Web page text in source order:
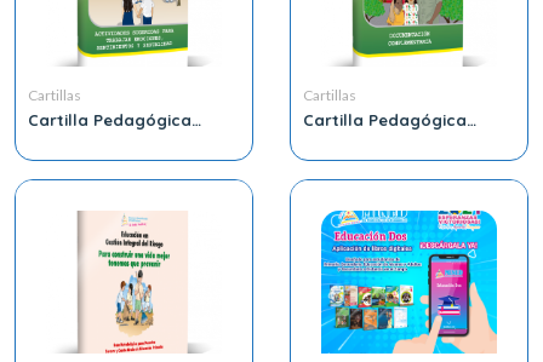
Cartillas
Cartilla Pedagógica
Sexualidad Primero a
Cuarto Grado de
Cartillas
Cartilla Pedagógica
Sexualidad Primero a
Cuarto Grado de